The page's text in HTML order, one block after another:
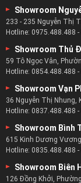
Showroom
233 - 235 Nguyễn Thị
Hotline: 0975.488.488 -
Showroom Thủ
59 Tô Ngọc Vân,
Hotline: 0854.488.488 -
Showroom Vạn
36 Nguyễn Thị Nhung,
Hotline: 0837.488.488 -
Showroom Bình
615 Kinh Dương
Hotline: 0835.488.488 -
Showroom Biên
126 Đồng Khởi,